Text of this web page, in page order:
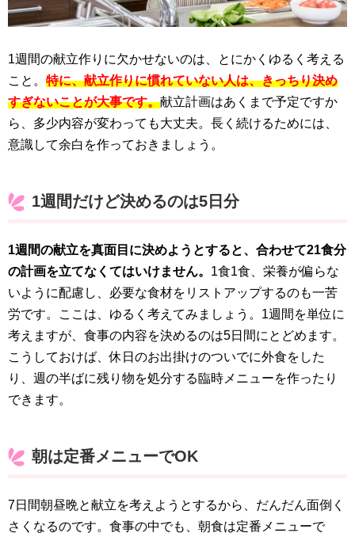
1週間の献立作りに欠かせないのは、とにかくゆるく考える
こと。 特に、献立作りに慣れていない人は、きっちり決め
すぎないことが大事です。献立計画はあくまで予定ですか
ら、多少内容が変わっても大丈夫。長く続けるためには、
意識して余白を作っておきましょう。
1週間だけど決めるのは5日分
1週間の献立を真面目に決めようとすると、合わせて21食分
の計画を立てなくてはいけません。 1食1食、栄養が偏らな
いように配慮し、必要な食材をリストアップするのも一苦
労です。ここは、ゆるく考えてみましょう。1週間を単位に
考えますが、食事の内容を決めるのは5日間にとどめます。
こうしておけば、休日のお出掛けのついでに外食をした
り、週の半ばに残り物を処分する臨時メニューを作ったり
できます。
朝は定番メニューでOK
7日間朝昼晩と献立を考えようとするから、だんだん面倒く
さくなるのです。食事の中でも、朝食は定番メニューで